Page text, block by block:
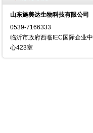
山东施美达生物科技有限公司
0539-7166333
临沂市政府西临IEC国际企业中
心423室